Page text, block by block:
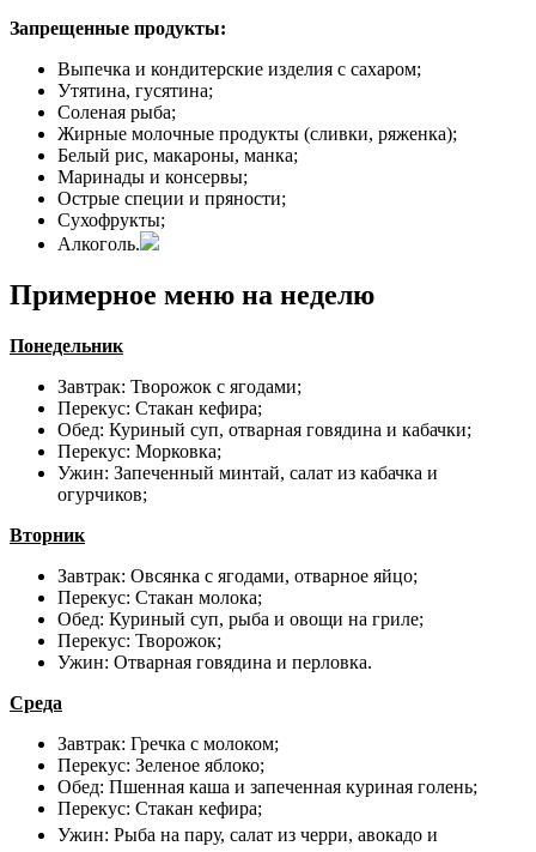
Запрещенные продукты:
Выпечка и кондитерские изделия с сахаром;
Утятина, гусятина;
Соленая рыба;
Жирные молочные продукты (сливки, ряженка);
Белый рис, макароны, манка;
Маринады и консервы;
Острые специи и пряности;
Сухофрукты;
Алкоголь.
Примерное меню на неделю
Понедельник
Завтрак: Творожок с ягодами;
Перекус: Стакан кефира;
Обед: Куриный суп, отварная говядина и кабачки;
Перекус: Морковка;
Ужин: Запеченный минтай, салат из кабачка и
огурчиков;
Вторник
Завтрак: Овсянка с ягодами, отварное яйцо;
Перекус: Стакан молока;
Обед: Куриный суп, рыба и овощи на гриле;
Перекус: Творожок;
Ужин: Отварная говядина и перловка.
Среда
Завтрак: Гречка с молоком;
Перекус: Зеленое яблоко;
Обед: Пшенная каша и запеченная куриная голень;
Перекус: Стакан кефира;
Ужин: Рыба на пару, салат из черри, авокадо и